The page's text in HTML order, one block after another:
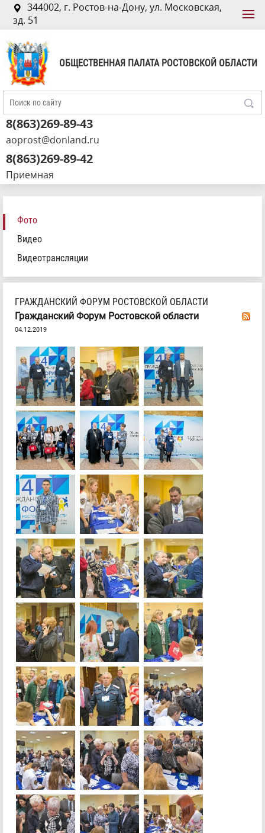
344002, г. Ростов-на-Дону, ул. Московская,
зд. 51
ОБЩЕСТВЕННАЯ ПАЛАТА РОСТОВСКОЙ ОБЛАСТИ
8(863)269-89-43
aoprost@donland.ru
8(863)269-89-42
Приемная
Фото
Видео
Видеотрансляции
ГРАЖДАНСКИЙ ФОРУМ РОСТОВСКОЙ ОБЛАСТИ
Гражданский Форум Ростовской области
04.12.2019